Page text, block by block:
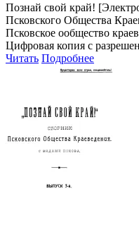
Познай свой край!
Псковского Общества
Псковское ообщество
Цифровая копия с
Читать Подробнее